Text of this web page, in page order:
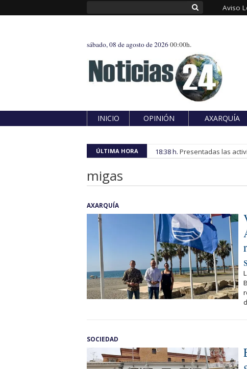
Aviso
sábado, 08 de agosto de 202600:00h.
INICIO OPINIÓN AXARQUÍA
ÚLTIMA HORA 18:38 h. Presentadas las
migas
AXARQUÍA
SOCIEDAD